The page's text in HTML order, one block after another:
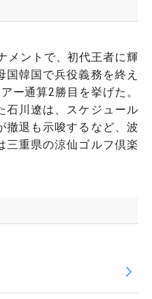
メントで、初代王者に輝
国韓国で兵役義務を終え
ー通算2勝目を挙げた。
石川遼は、スケジュール
撤退も示唆するなど、波
三重県の涼仙ゴルフ倶楽